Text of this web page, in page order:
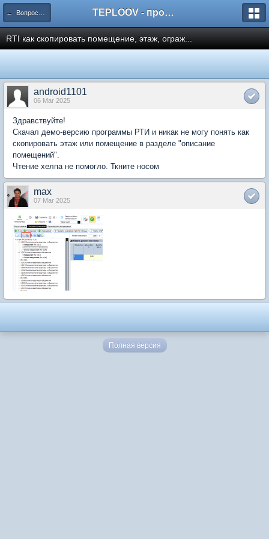
← Вопросы и ответы пользователей TEPLOOV - программный комплекс для расчёта систем отопления и вентиляции
RTI как скопировать помещение, этаж, ограж...
android1101
06 Mar 2025
Здравствуйте!
Скачал демо-версию программы РТИ и никак не могу понять как
скопировать этаж или помещение в разделе "описание
помещений".
Чтение хелпа не помогло. Ткните носом
max
07 Mar 2025
Полная версия